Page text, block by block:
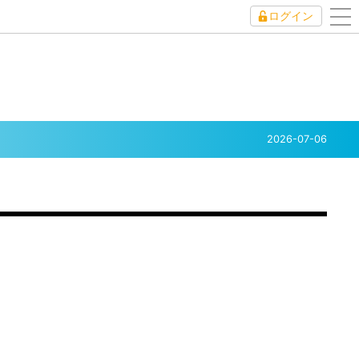
ログイン
2026-07-06